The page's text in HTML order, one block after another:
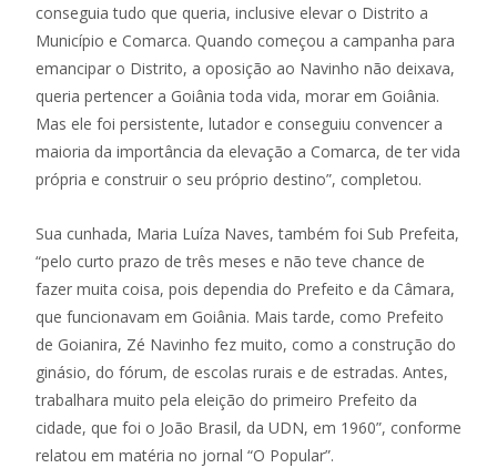
conseguia tudo que queria, inclusive elevar o Distrito a
Município e Comarca. Quando começou a campanha para
emancipar o Distrito, a oposição ao Navinho não deixava,
queria pertencer a Goiânia toda vida, morar em Goiânia.
Mas ele foi persistente, lutador e conseguiu convencer a
maioria da importância da elevação a Comarca, de ter vida
própria e construir o seu próprio destino”, completou.
Sua cunhada, Maria Luíza Naves, também foi Sub Prefeita,
“pelo curto prazo de três meses e não teve chance de
fazer muita coisa, pois dependia do Prefeito e da Câmara,
que funcionavam em Goiânia. Mais tarde, como Prefeito
de Goianira, Zé Navinho fez muito, como a construção do
ginásio, do fórum, de escolas rurais e de estradas. Antes,
trabalhara muito pela eleição do primeiro Prefeito da
cidade, que foi o João Brasil, da UDN, em 1960”, conforme
relatou em matéria no jornal “O Popular”.